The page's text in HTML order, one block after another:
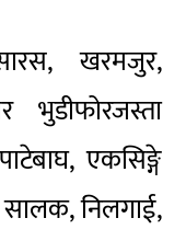
खरमजुर,
भुडीफोरजस्ता
एकसिङ्गे
सालक, निलगाई,